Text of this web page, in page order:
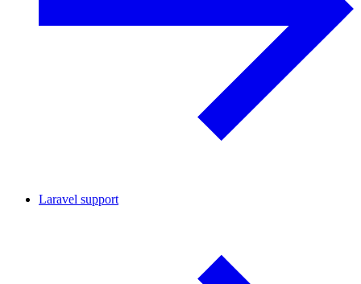
Laravel support